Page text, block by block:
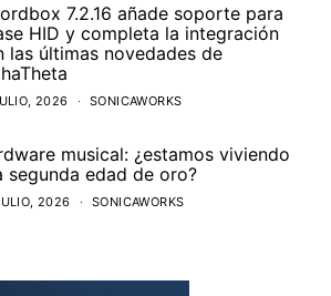
7.2.16 añade soporte para
HID y completa la integración
las últimas novedades de
2026 SONICAWORKS
musical: ¿estamos viviendo
segunda edad de oro?
2026 SONICAWORKS